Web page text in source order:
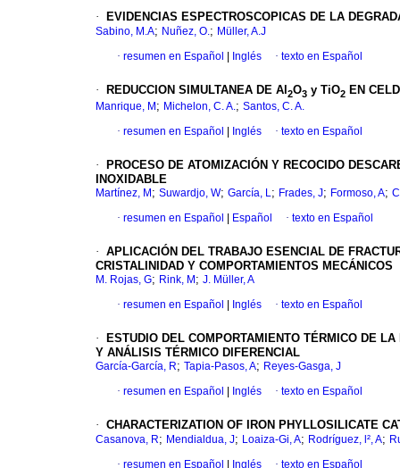
· EVIDENCIAS ESPECTROSCOPICAS DE LA
Sabino, M.A; Nuñez, O.; Müller, A.J
· resumen en Español Inglés · texto en Español
· REDUCCION SIMULTANEA DE Al 2O3 y TiO2 EN
Manrique, M ; Michelon, C. A.; Santos, C. A.
· resumen en Español Inglés · texto en Español
·
PROCESO DE ATOMIZACIÓN Y RECOCIDO
INOXIDABLE
Martínez, M ; Suwardjo, W; García, L; Frades, J; Formoso, A;
· resumen en Español Español · texto en Español
· APLICACIÓN DEL TRABAJO ESENCIAL DE
CRISTALINIDAD Y COMPORTAMIENTOS MECÁNICOS
M. Rojas, G; Rink, M ; J. Müller, A
· resumen en Español Inglés · texto en Español
·
ESTUDIO DEL COMPORTAMIENTO TÉRMICO DE
Y ANÁLISIS TÉRMICO DIFERENCIAL
García-García, R; Tapia-Pasos, A; Reyes-Gasga, J
· resumen en Español Inglés · texto en Español
· CHARACTERIZATION OF IRON PHYLLOSILICATE
Casanova, R; Mendialdua, J; Loaiza-Gi, A; Rodríguez, l², A;
· resumen en Español Inglés · texto en Español